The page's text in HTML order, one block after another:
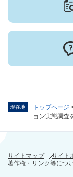
現在地 トップページ
ョン実態調査
サイトマップ サイト
著作権・リンク等につ